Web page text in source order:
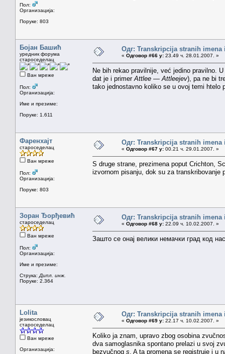
Пол:
Организација:
Поруке: 803
Бојан Башић
уредник форума
староседелац
Ван мреже
Пол:
Организација:
Име и презиме:
Поруке: 1.611
Одг: Transkripcija stranih imena
« Одговор #66 у: 23.49 ч. 28.01.2007. »
Ne bih rekao pravilnije, već jedino pravilno.
dat je i primer Attlee — Attleejev), pa ne bi
tako jednostavno koliko se u ovoj temi htelo
Фаренхајт
староседелац
Ван мреже
Пол:
Организација:
Поруке: 803
Одг: Transkripcija stranih imena
« Одговор #67 у: 00.21 ч. 29.01.2007. »
S druge strane, prezimena poput Crichton,
izvornom pisanju, dok su za transkribovanje
Зоран Ђорђевић
староседелац
Ван мреже
Пол:
Организација:
Име и презиме:
Струка: Дипл. инж.
Поруке: 2.364
Одг: Transkripcija stranih imena
« Одговор #68 у: 22.09 ч. 10.02.2007. »
Зашто се онај велики немачки град код
Lolita
језикословац
староседелац
Ван мреже
Организација:
Одг: Transkripcija stranih imena
« Одговор #69 у: 22.17 ч. 10.02.2007. »
Koliko ja znam, upravo zbog osobina
dva samoglasnika spontano prelazi u svoj
bezvučnog s . A ta promena se registruje i u